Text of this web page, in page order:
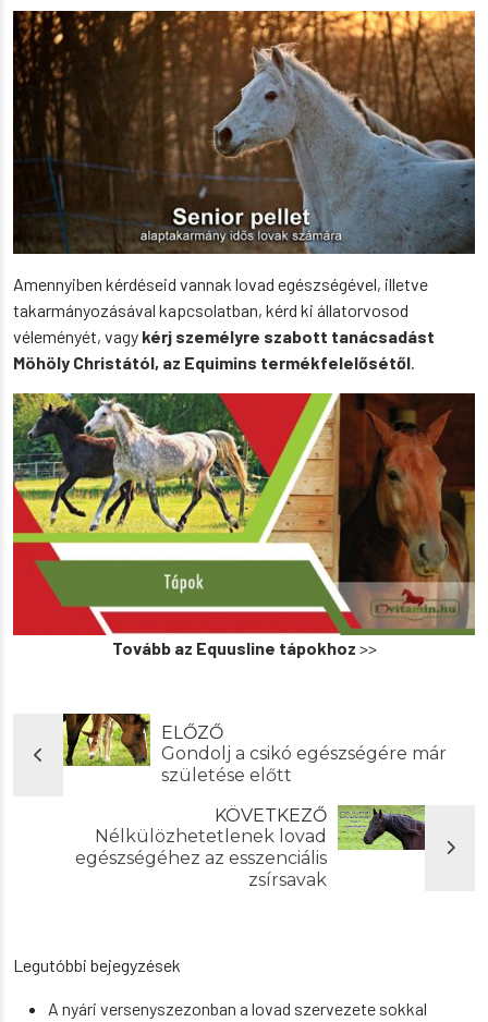
Amennyiben kérdéseid vannak lovad egészségével, illetve
takarmányozásával kapcsolatban, kérd ki állatorvosod
véleményét, vagy kérj személyre szabott tanácsadást
Möhöly Christától, az Equimins termékfelelősétől
Tovább az Equusline tápokhoz >>
ELŐZŐ
Gondolj a csikó egészségére már
születése előtt
KÖVETKEZŐ
Nélkülözhetetlenek lovad
egészségéhez az esszenciális
zsírsavak
Legutóbbi bejegyzések
A nyári versenyszezonban a lovad szervezete sokkal